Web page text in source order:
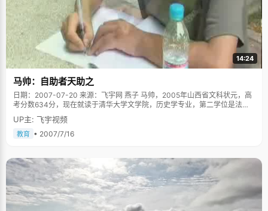
14:24
马帅：自助者天助之
日期：2007-07-20 来源：飞宇网 燕子 马帅，2005年山西省文科状元，高
考分数634分，现在就读于清华大学文学院，历史学专业，第二学位是法
学。 2005年，马帅高中状元的消息在山西河津市传播开来，引起了不小的
轰动，八年了，河津市终于等到了一个考上清华的学子，尤其是马帅就读的
永民中学更是声名鹊起，这所办学四年的私立学校，第一届毕业生就取得了
予了充分的理解和引导，对马帅非常好，并时常激励他努力学习，这在禁止
感情的高中里是罕见的。有一天，女孩的妈妈对马帅提了一个要求："马帅，
如果你想和我女儿好好在一起，那你必须考上北京大学！"马帅把这句话当成
那段艰苦枯燥的日子里最好的动力，心中暗想："我一定要考上北京大
学。"在纯真的爱情和胜似亲人般的鼓励下，马帅格外的用功和努力。 2004
UP主: 飞宇视频
教育 • 2007/7/16